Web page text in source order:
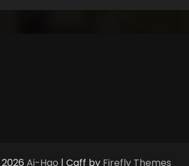
Ai-Hao | Caff by Firefly Themes